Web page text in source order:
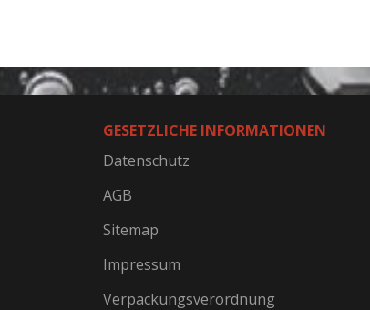
GESETZLICHE INFORMATIONEN
Datenschutz
AGB
Sitemap
Impressum
Verpackungsverordnung